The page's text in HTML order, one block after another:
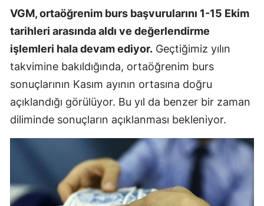
VGM, ortaöğrenim burs başvurularını 1-15 Ekim
tarihleri arasında aldı ve değerlendirme
işlemleri hala devam ediyor. Geçtiğimiz yılın
takvimine bakıldığında, ortaöğrenim burs
sonuçlarının Kasım ayının ortasına doğru
açıklandığı görülüyor. Bu yıl da benzer bir zaman
diliminde sonuçların açıklanması bekleniyor.